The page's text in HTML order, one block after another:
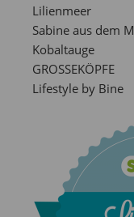
Lilienmeer
Sabine aus dem
Kobaltauge
GROSSEKÖPFE
Lifestyle by Bine